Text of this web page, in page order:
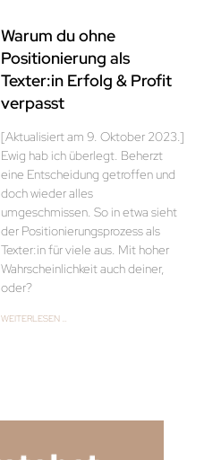
Warum du ohne
Positionierung als
Texter:in Erfolg & Profit
verpasst
[Aktualisiert am 9. Oktober 2023.]
Ewig hab ich überlegt. Beherzt
eine Entscheidung getroffen und
doch wieder alles
umgeschmissen. So in etwa sieht
der Positionierungsprozess als
Texter:in für viele aus. Mit hoher
Wahrscheinlichkeit auch deiner,
oder?
WEITERLESEN …